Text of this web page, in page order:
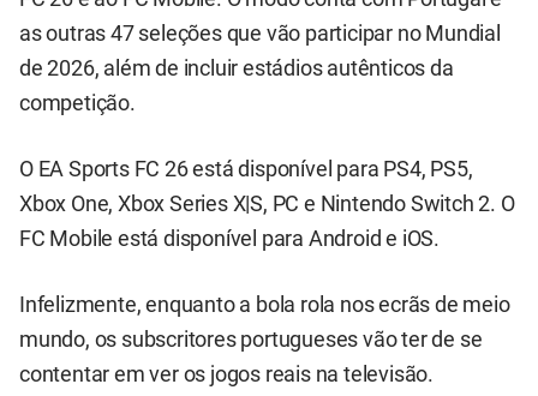
as outras 47 seleções que vão participar no Mundial
de 2026, além de incluir estádios autênticos da
competição.
O EA Sports FC 26 está disponível para PS4, PS5,
Xbox One, Xbox Series X|S, PC e Nintendo Switch 2. O
FC Mobile está disponível para Android e iOS.
Infelizmente, enquanto a bola rola nos ecrãs de meio
mundo, os subscritores portugueses vão ter de se
contentar em ver os jogos reais na televisão.